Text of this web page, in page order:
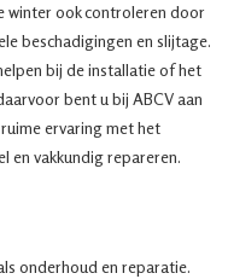
winter ook controleren door
beschadigingen en slijtage.
bij de installatie of het
bent u bij ABCV aan
ervaring met het
en vakkundig repareren.
onderhoud en reparatie.